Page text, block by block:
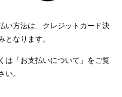
い方法は、クレジットカード決
となります。
は「お支払いについて」をご覧
い。